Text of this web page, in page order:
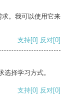
。我可以使用它来
支持[0] 反对[0]
择学习方式。
支持[0] 反对[0]